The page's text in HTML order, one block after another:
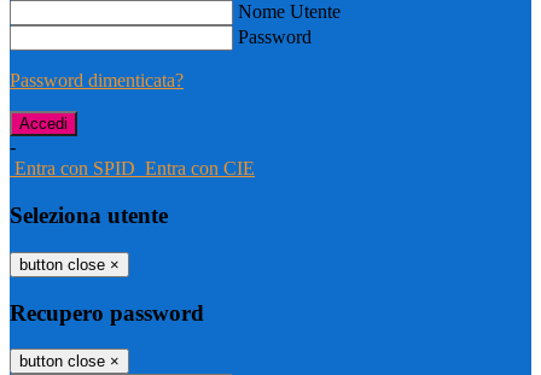
Nome Utente
Password
Password dimenticata?
-
Entra con SPID Entra con CIE
Seleziona utente
button close ×
Recupero password
button close ×